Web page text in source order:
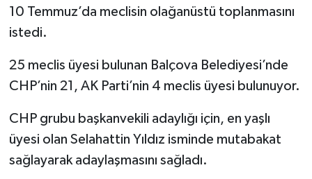
10 Temmuz’da meclisin olağanüstü toplanmasını
istedi.
25 meclis üyesi bulunan Balçova Belediyesi’nde
CHP’nin 21, AK Parti’nin 4 meclis üyesi bulunuyor.
CHP grubu başkanvekili adaylığı için, en yaşlı
üyesi olan Selahattin Yıldız isminde mutabakat
sağlayarak adaylaşmasını sağladı.